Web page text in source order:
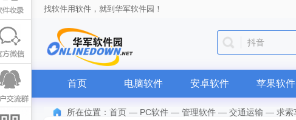
找软件用软件，就到华军软件园！
抖音
首页 电脑软件 安卓软件 苹果软件
所在位置： 首页 — PC软件 — 管理软件 — 交通运输 — 求索